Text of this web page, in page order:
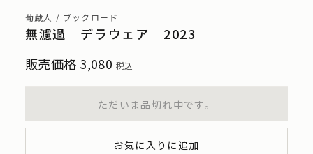
葡蔵人 / ブックロード
無濾過 デラウェア 2023
販売価格 3,080 税込
ただいま品切れ中です。
お気に入りに追加